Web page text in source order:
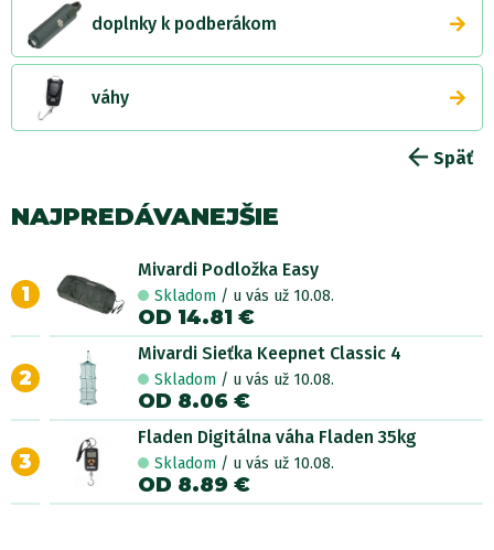
doplnky k podberákom
váhy
Späť
NAJPREDÁVANEJŠIE
1
Mivardi Podložka Easy
Skladom / u vás už 10.08.
OD 14.81 €
2
Mivardi Sieťka Keepnet Classic 4
Skladom / u vás už 10.08.
OD 8.06 €
3
Fladen Digitálna váha Fladen 35kg
Skladom / u vás už 10.08.
OD 8.89 €